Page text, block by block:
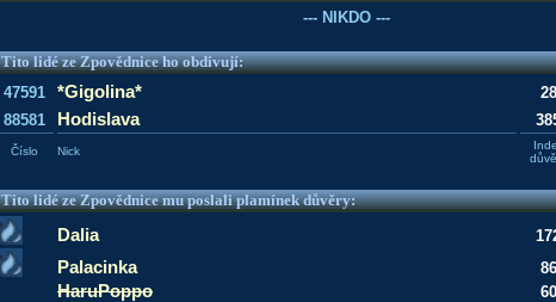
--- NIKDO ---
Tito lidé ze Zpovědnice ho obdivují:
47591
*Gigolina*
28
88581
Hodislava
Číslo Nick
Tito lidé ze Zpovědnice mu poslali plamínek důvěry:
Dalia
Palacinka 86
HaruPoppo 60